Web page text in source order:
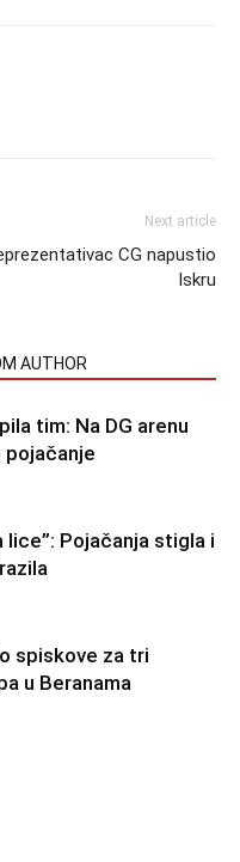
Next article
CG napustio
Iskru
AUTHOR
tim: Na DG arenu
lice”: Pojačanja stigla i
spiskove za tri
u Beranama